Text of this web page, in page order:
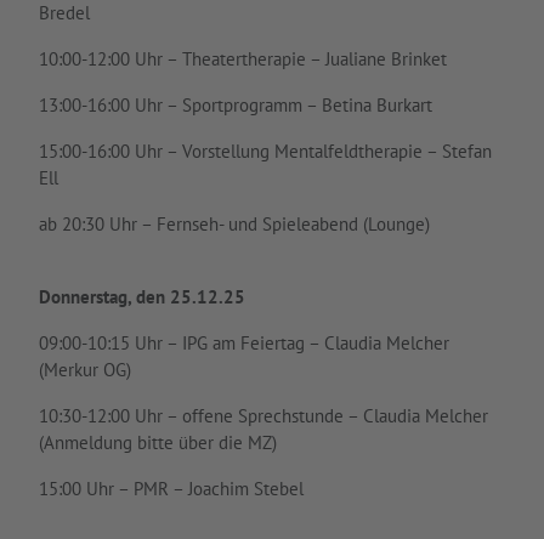
Bredel
10:00-12:00 Uhr – Theatertherapie – Jualiane Brinket
13:00-16:00 Uhr – Sportprogramm – Betina Burkart
15:00-16:00 Uhr – Vorstellung Mentalfeldtherapie – Stefan
Ell
ab 20:30 Uhr – Fernseh- und Spieleabend (Lounge)
Donnerstag, den 25.12.25
09:00-10:15 Uhr – IPG am Feiertag – Claudia Melcher
(Merkur OG)
​​10:30-12:00 Uhr – offene Sprechstunde – Claudia Melcher ​​​​​​​
(Anmeldung bitte über die MZ)
​​15:00 Uhr – PMR – Joachim Stebel​​